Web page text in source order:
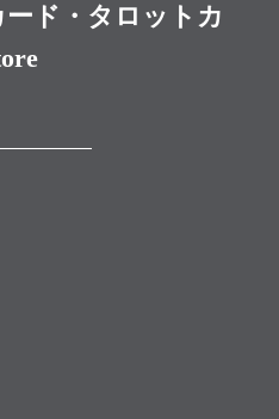
ド・タロットカ